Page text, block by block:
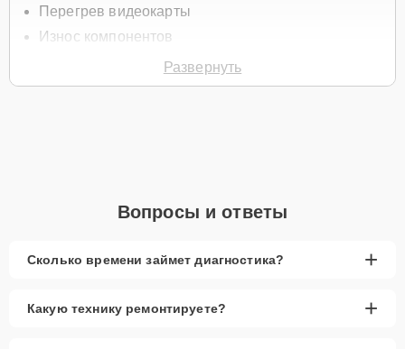
Перегрев видеокарты
Износ компонентов
Механические повреждения
Конфликт с драйверами
Главные особенности
сервиса
Экономичные решения
для ремонта ноутбука.
Развернуть
Вопросы и ответы
Сколько времени займет диагностика? +
Какую технику ремонтируете? +